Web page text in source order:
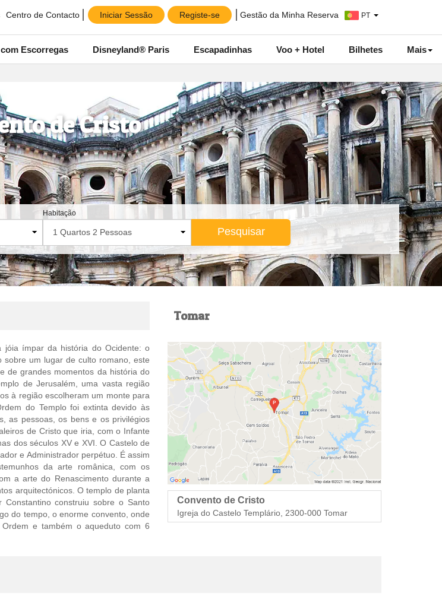
Centro de Contacto Iniciar Sessão Registe-se Gestão da Minha Reserva PT
Escorregas Disneyland® Paris Escapadinhas Voo + Hotel Bilhetes Mais
de Cristo
Habitação
Pesquisar
jóia ímpar da história do Ocidente: o
sobre um lugar de culto romano, este
de grandes momentos da história do
de Jerusalém, uma vasta região
à região escolheram um monte para
do Templo foi extinta devido às
as pessoas, os bens e os privilégios
de Cristo que iria, com o Infante
dos séculos XV e XVI. O Castelo de
e Administrador perpétuo. É assim
da arte românica, com os
a arte do Renascimento durante a
arquitectónicos. O templo de planta
construiu sobre o Santo
do tempo, o enorme convento, onde
e também o aqueduto com 6
Tomar
Convento de Cristo
Igreja do Castelo Templário, 2300-000 Tomar